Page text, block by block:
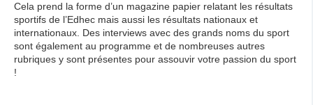
Cela prend la forme d’un magazine papier relatant les résultats
sportifs de l’Edhec mais aussi les résultats nationaux et
internationaux. Des interviews avec des grands noms du sport
sont également au programme et de nombreuses autres
rubriques y sont présentes pour assouvir votre passion du sport
!